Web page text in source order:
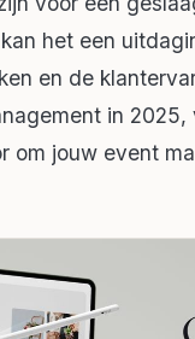
het een
en de
in
om jouw event